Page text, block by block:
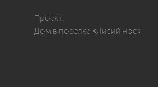
Проект:
Дом в поселке «Лисий нос»